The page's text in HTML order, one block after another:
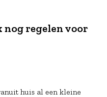
nog regelen voor
huis al een kleine